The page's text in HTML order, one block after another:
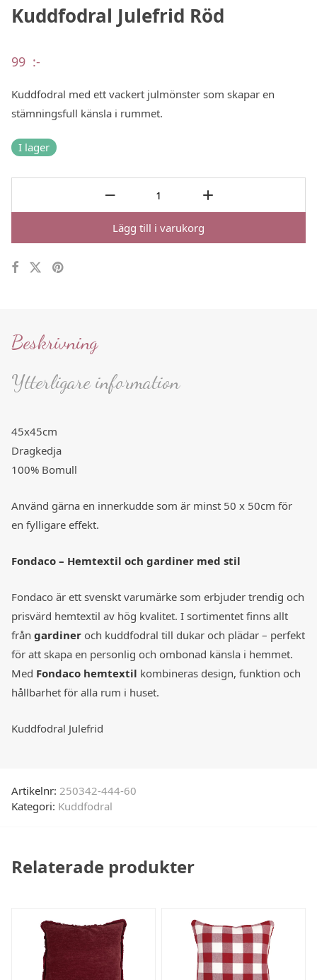
Kuddfodral Julefrid Röd
99 :-
Kuddfodral med ett vackert julmönster som skapar en
stämningsfull känsla i rummet.
I lager
Lägg till i varukorg
Beskrivning
Ytterligare information
45x45cm
Dragkedja
100% Bomull
Använd gärna en innerkudde som är minst 50 x 50cm för
en fylligare effekt.
Fondaco – Hemtextil och gardiner med stil
Fondaco är ett svenskt varumärke som erbjuder trendig och
prisvärd hemtextil av hög kvalitet. I sortimentet finns allt
från gardiner och kuddfodral till dukar och plädar – perfekt
för att skapa en personlig och ombonad känsla i hemmet.
Med Fondaco hemtextil kombineras design, funktion och
hållbarhet för alla rum i huset.
Kuddfodral Julefrid
Artikelnr: 250342-444-60
Kategori: Kuddfodral
Relaterade produkter